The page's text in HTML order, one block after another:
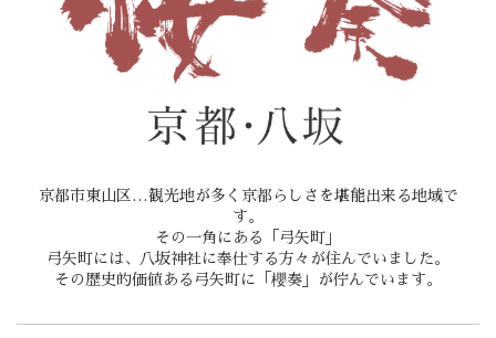
京都市東山区…観光地が多く京都らしさを堪能出来る地域で
す。
その一角にある「弓矢町」
弓矢町には、八坂神社に奉仕する方々が住んでいました。
その歴史的価値ある弓矢町に「櫻奏」が佇んでいます。